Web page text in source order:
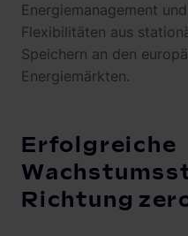
Energiemanagement
Flexibilitäten aus
Speichern an den
Energiemärkten.
Erfolgreiche
Richtung